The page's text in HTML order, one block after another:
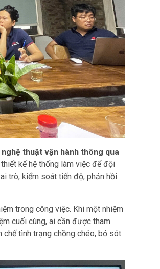
thuật vận hành thông qua
kế hệ thống làm việc để đội
trò, kiểm soát tiến độ, phản hồi
trong công việc. Khi một nhiệm
cuối cùng, ai cần được tham
tình trạng chồng chéo, bỏ sót